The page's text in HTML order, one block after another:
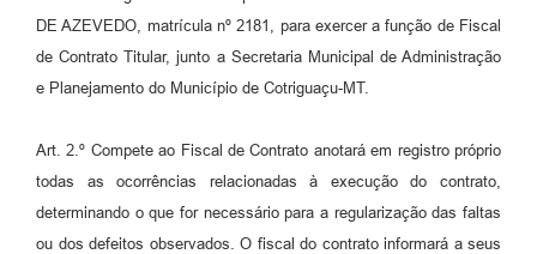
DE AZEVEDO, matrícula nº 2181, para exercer a função de Fiscal
de Contrato Titular, junto a Secretaria Municipal de Administração
e Planejamento do Município de Cotriguaçu-MT.
Art. 2.º Compete ao Fiscal de Contrato anotará em registro próprio
todas as ocorrências relacionadas à execução do contrato,
determinando o que for necessário para a regularização das faltas
ou dos defeitos observados. O fiscal do contrato informará a seus